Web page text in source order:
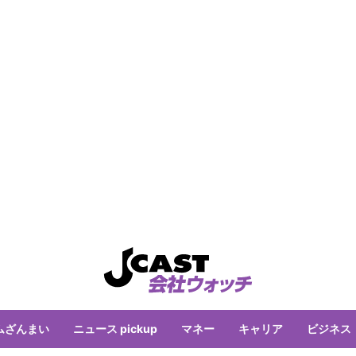
ざんまい ニュース pickup マネー キャリア ビジネス